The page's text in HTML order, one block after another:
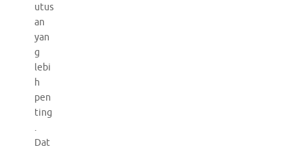
utus
an
yan
g
lebi
h
pen
ting
.
Dat